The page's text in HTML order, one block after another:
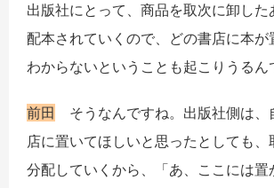
出版社にとって、商品を取次に卸した
配本されていくので、どの書店に本が
わからないということも起こりうるん
前田 そうなんですね。出版社側は、
店に置いてほしいと思ったとしても
分配していくから、「あ、ここには置